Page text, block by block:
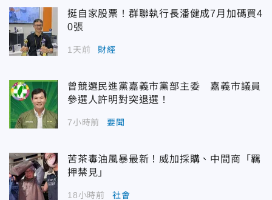
挺自家股票！群聯執行長潘健成7月加碼買4
0張
1天前 財經
曾競選民進黨嘉義市黨部主委 嘉義市議員
參選人許明對突退選！
7小時前 要聞
苦茶毒油風暴最新！威加採購、中間商「羈
押禁見」
18小時前 社會